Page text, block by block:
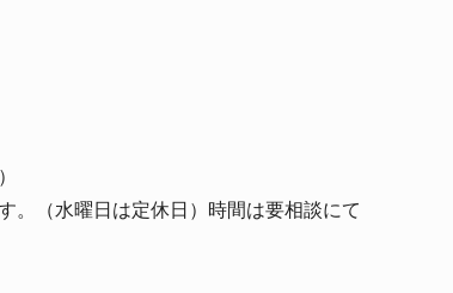
（水曜日は定休日）時間は要相談にて